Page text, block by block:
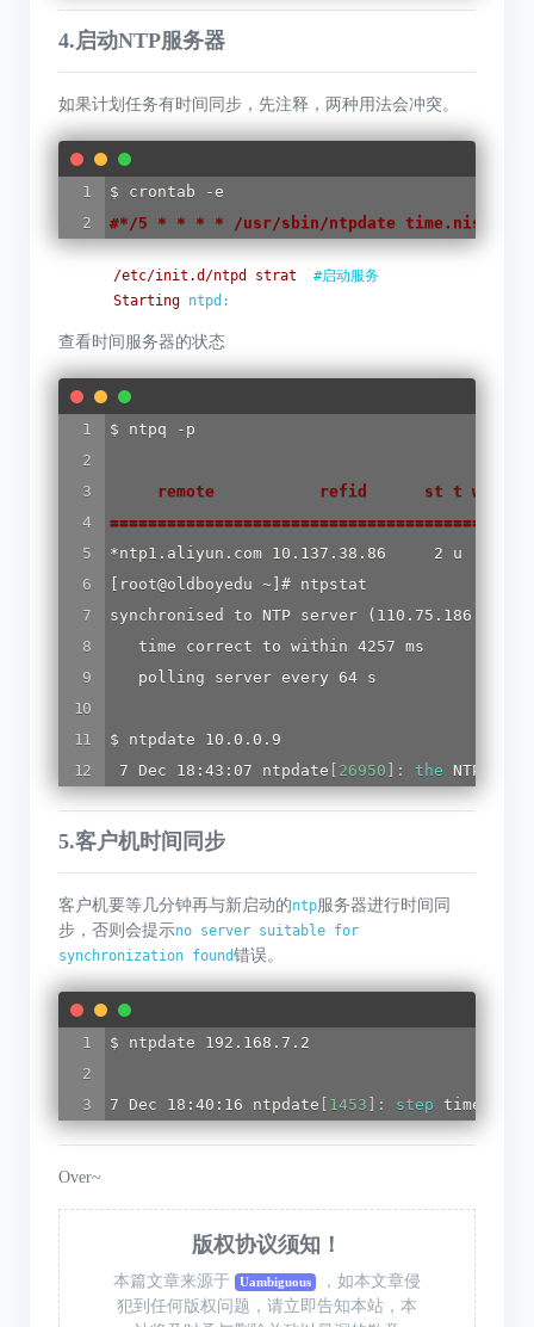
4.启动NTP服务器
如果计划任务有时间同步，先注释，两种用法会冲突。
#*/5 * * * * /usr/sbin/ntpdate time.nist.gov
/etc/init.d/ntpd strat
#启动服务
Starting ntpd:
查看时间服务器的状态
$ ntpq -p
remote           refid      st t when
*ntp1.aliyun.com 10.137.38.86     2 u   22
[root@oldboyedu ~]# ntpstat
synchronised to NTP server (110.75.186.247)
   time correct to within 4257 ms
   polling server every 64 s
$ ntpdate 10.0.0.9
7 Dec 18:43:07 ntpdate [ 26950 ] : the NTP
5.客户机时间同步
客户机要等几分钟再与新启动的ntp服务器进行时间同
步，否则会提示no server suitable for
synchronization found错误。
$ ntpdate 192.168.7.2
7 Dec 18:40:16 ntpdate [ 1453 ] : step time
Over~
版权协议须知！
本篇文章来源于 Uambiguous
，如本文章侵
犯到任何版权问题，请立即告知本站，本